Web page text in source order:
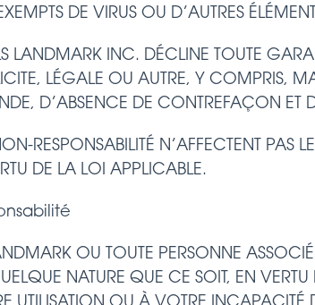
DE VIRUS OU D’AUTRES
LANDMARK INC. DÉCLINE TOUTE
LÉGALE OU AUTRE, Y COMPRIS,
D’ABSENCE DE CONTREFAÇON ET
RESPONSABILITÉ N’AFFECTENT PAS
DE LA LOI APPLICABLE.
OU TOUTE PERSONNE
NATURE QUE CE SOIT, EN